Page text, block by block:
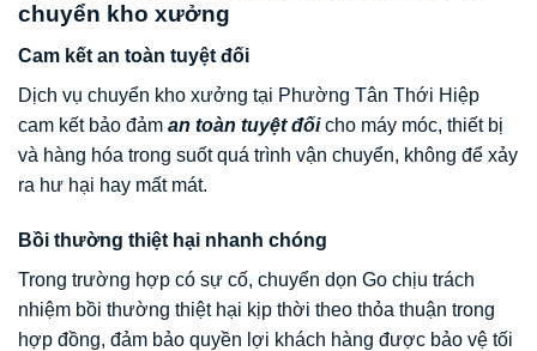
chuyển kho xưởng
Cam kết an toàn tuyệt đối
Dịch vụ chuyển kho xưởng tại Phường Tân Thới Hiệp
cam kết bảo đảm an toàn tuyệt đốicho máy móc, thiết bị
và hàng hóa trong suốt quá trình vận chuyển, không để xảy
ra hư hại hay mất mát.
Bồi thường thiệt hại nhanh chóng
Trong trường hợp có sự cố, chuyển dọn Go chịu trách
nhiệm bồi thường thiệt hại kịp thời theo thỏa thuận trong
hợp đồng, đảm bảo quyền lợi khách hàng được bảo vệ tối